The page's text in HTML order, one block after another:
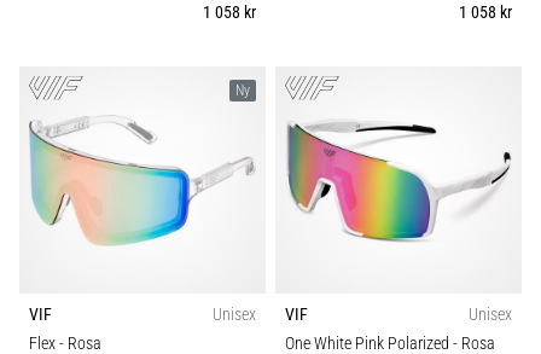
1 058 kr
1 058 kr
Ny
VIF
Unisex
Flex- Rosa
VIF
Unisex
One White Pink Polarized - Rosa